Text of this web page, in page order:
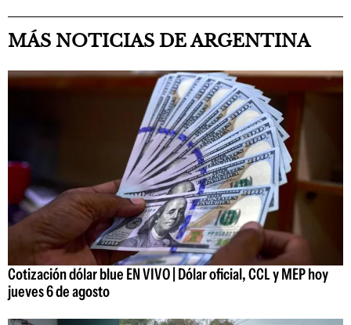
MÁS NOTICIAS DE ARGENTINA
Cotización dólar blue EN VIVO | Dólar oficial, CCL y MEP hoy
jueves 6 de agosto